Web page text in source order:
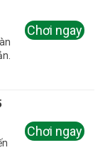
Chơi ngay
Chơi ngay